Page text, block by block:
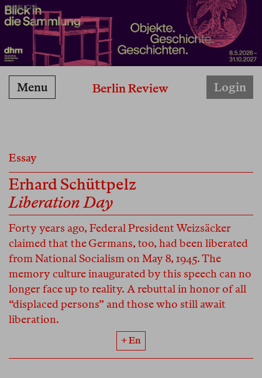
PUBBLICITÀ
Berlin Review
Menu Login
Essay
Erhard Schüttpelz
Liberation Day
Forty years ago, Federal President Weizsäcker
claimed that the Germans, too, had been liberated
from National Socialism on May 8, 1945. The
memory culture inaugurated by this speech can no
longer face up to reality. A rebuttal in honor of all
“displaced persons” and those who still await
liberation.
+ En